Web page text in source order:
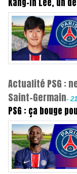
Actualité PSG :
Saint-Germain-
PSG : ça bouge